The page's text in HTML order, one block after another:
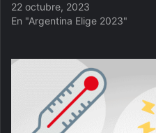
22 octubre, 2023
En "Argentina Elige 2023"